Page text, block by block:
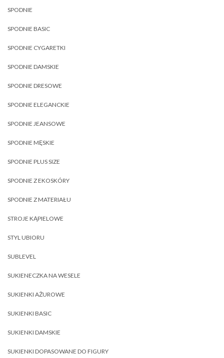
SPODNIE
SPODNIE BASIC
SPODNIE CYGARETKI
SPODNIE DAMSKIE
SPODNIE DRESOWE
SPODNIE ELEGANCKIE
SPODNIE JEANSOWE
SPODNIE MĘSKIE
SPODNIE PLUS SIZE
SPODNIE Z EKOSKÓRY
SPODNIE Z MATERIAŁU
STROJE KĄPIELOWE
STYL UBIORU
SUBLEVEL
SUKIENECZKA NA WESELE
SUKIENKI AŻUROWE
SUKIENKI BASIC
SUKIENKI DAMSKIE
SUKIENKI DOPASOWANE DO FIGURY